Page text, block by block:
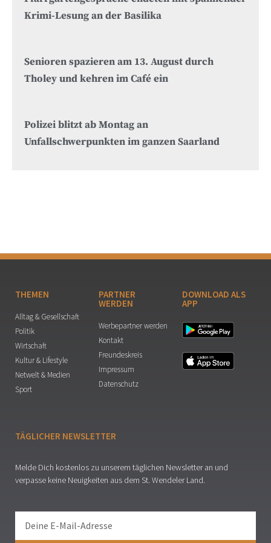
Krimi-Lesung an der Basilika
Senioren spazieren am 13. August durch
Tholey und kehren im Café ein
Polizei blitzt ab Montag an
Unfallschwerpunkten im ganzen Saarland
THEMEN
Alltag & Gesellschaft
Politik
Wirtschaft
Kultur & Lifestyle
Netwelt & Medien
Sport
PARTNER
WERDEN
Werbepartner werden
Kontakt
Freundeskreis
Impressum
Datenschutz
DOWNLOAD ALS
APP
TÄGLICHER NEWSLETTER
Melde Dich kostenlos zu unserem täglichen Newsletter an und
verpasse keine Neuigkeiten aus dem St. Wendeler Land.